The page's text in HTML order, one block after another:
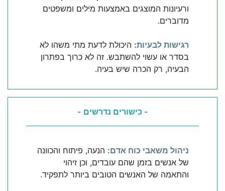
ורעיונות המוצגים באמצעות מילים ומשפטים
מדוברים.
רגישות לבעיות: היכולת לדעת מתי משהו לא
בסדר או עשוי להשתבש. זה לא כרוך בפתרון
הבעיה, רק הכרה שיש בעיה.
- כישורים נדרשים -
ניהול משאבי כוח אדם: הנעה, פיתוח והכוונה
של אנשים בזמן שהם עובדים, וכן זיהוי
והתאמה של האנשים הטובים ביותר לתפקיד.